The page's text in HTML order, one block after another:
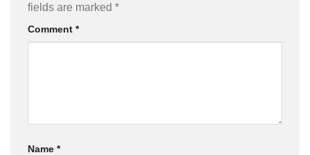
fields are marked *
Comment *
Name *